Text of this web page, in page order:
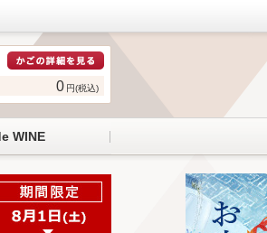
0 円(税込)
WINE